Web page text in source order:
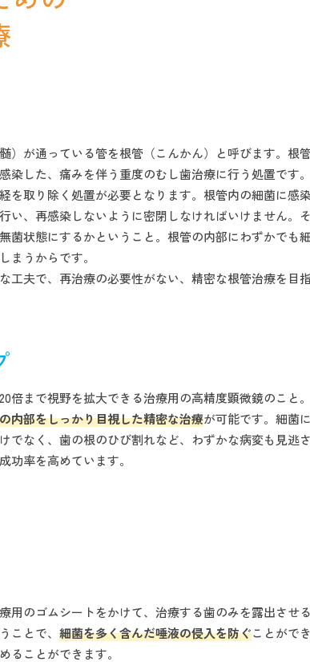
）が通っている管を根管（こんかん）と呼びます。根
染した、痛みを伴う重度のむし歯治療に行う処置です。
を取り除く処置が必要となります。根管内の細菌に感
い、再感染しないように密閉しなければいけません。
菌状態にするかということ。根管の内部にわずかでも
まうからです。
工夫で、再治療の必要性がない、精密な根管治療を目
倍まで視野を拡大できる治療用の高精度顕微鏡のこと。
内部をしっかり目視した精密な治療が可能です。細菌
でなく、歯の根のひび割れなど、わずかな病変も見逃
功率を高めています。
用のゴムシートをかけて、治療する歯のみを露出させ
ことで、細菌を多く含んだ唾液の侵入を防ぐことができ
ることができます。